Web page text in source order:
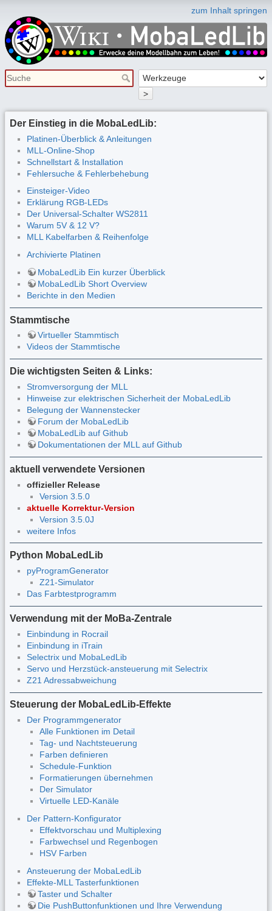
zum Inhalt springen
>
Der Einstieg in die MobaLedLib:
Platinen-Überblick & Anleitungen
MLL-Online-Shop
Schnellstart & Installation
Fehlersuche & Fehlerbehebung
Einsteiger-Video
Erklärung RGB-LEDs
Der Universal-Schalter WS2811
Warum 5V & 12 V?
MLL Kabelfarben & Reihenfolge
Archivierte Platinen
MobaLedLib Ein kurzer Überblick
MobaLedLib Short Overview
Berichte in den Medien
Stammtische
Virtueller Stammtisch
Videos der Stammtische
Die wichtigsten Seiten & Links:
Stromversorgung der MLL
Hinweise zur elektrischen Sicherheit der MobaLedLib
Belegung der Wannenstecker
Forum der MobaLedLib
MobaLedLib auf Github
Dokumentationen der MLL auf Github
aktuell verwendete Versionen
offizieller Release
Version 3.5.0
aktuelle Korrektur-Version
Version 3.5.0J
weitere Infos
Python MobaLedLib
pyProgramGenerator
Z21-Simulator
Das Farbtestprogramm
Verwendung mit der MoBa-Zentrale
Einbindung in Rocrail
Einbindung in iTrain
Selectrix und MobaLedLib
Servo und Herzstück-ansteuerung mit Selectrix
Z21 Adressabweichung
Steuerung der MobaLedLib-Effekte
Der Programmgenerator
Alle Funktionen im Detail
Tag- und Nachtsteuerung
Farben definieren
Schedule-Funktion
Formatierungen übernehmen
Der Simulator
Virtuelle LED-Kanäle
Der Pattern-Konfigurator
Effektvorschau und Multiplexing
Farbwechsel und Regenbogen
HSV Farben
Ansteuerung der MobaLedLib
Effekte-MLL Tasterfunktionen
Taster und Schalter
Die PushButtonfunktionen und Ihre Verwendung